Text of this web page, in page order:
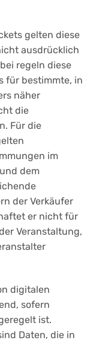
gelten diese
ausdrücklich
regeln diese
für bestimmte, in
näher
die
Für die
im
dem
der Verkäufer
er nicht für
Veranstaltung,
digitalen
sofern
ist.
Daten, die in